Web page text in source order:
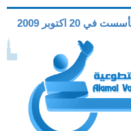
في 20 اكتوبر 2009